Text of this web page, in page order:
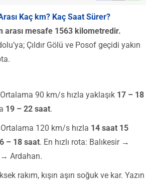
Kaç km? Kaç Saat Sürer?
arası mesafe 1563 kilometredir.
Çıldır Gölü ve Posof geçidi yakın
Ortalama 90 km/s hızla yaklaşık 17 – 18
19 – 22 saat.
Ortalama 120 km/s hızla 14 saat 15
– 18 saat. En hızlı rota: Balıkesir →
Ardahan.
rakım, kışın aşırı soğuk ve kar. Yazın